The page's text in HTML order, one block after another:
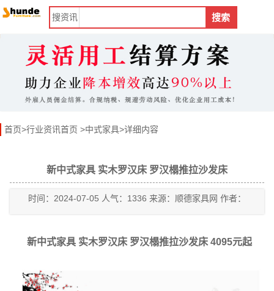
搜资讯 搜索
首页>行业资讯首页 >中式家具>详细内容
新中式家具 实木罗汉床 罗汉榻推拉沙发床
时间：2024-07-05 人气：1336 来源：顺德家具网 作者：
新中式家具 实木罗汉床 罗汉榻推拉沙发床 4095元起